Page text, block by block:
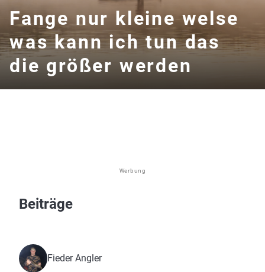
Fange nur kleine welse
was kann ich tun das
die größer werden
Werbung
Beiträge
Fieder Angler